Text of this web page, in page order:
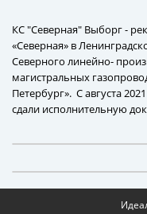
КС "Северная" Выборг -
«Северная» в
Северного линейно-
магистральных
Петербург». С августа
сдали исполнительную